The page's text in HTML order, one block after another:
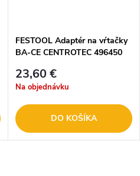
FESTOOL Adaptér na vŕtačky
BA-CE CENTROTEC 496450
23,60 €
Na objednávku
DO KOŠÍKA